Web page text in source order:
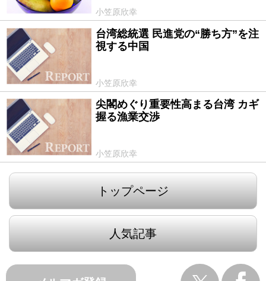
小笠原欣幸
2016/01/14
台湾総統選 民進党の“勝ち方”を注
視する中国
小笠原欣幸
2013/03/26
尖閣めぐり重要性高まる台湾 カギ
握る漁業交渉
小笠原欣幸
トップページ
人気記事